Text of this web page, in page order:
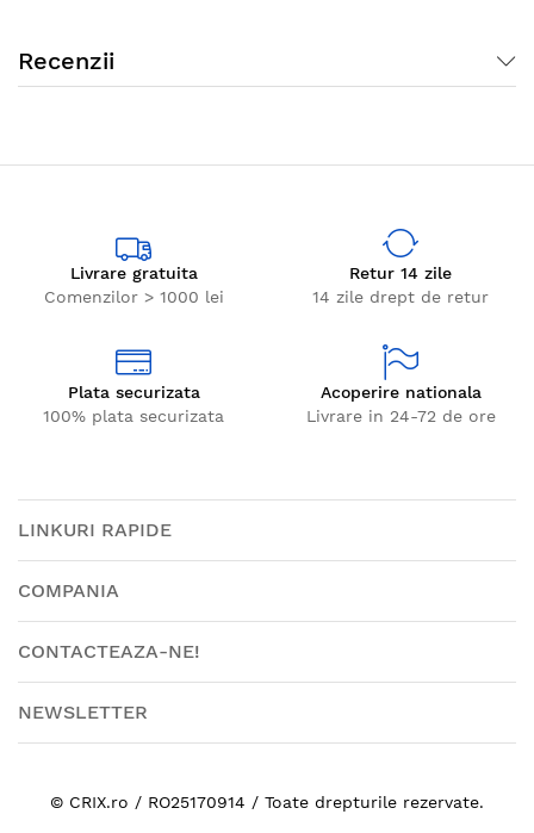
Recenzii
Livrare gratuita
Comenzilor > 1000 lei
Retur 14 zile
14 zile drept de retur
Plata securizata
100% plata securizata
Acoperire nationala
Livrare in 24-72 de ore
LINKURI RAPIDE
COMPANIA
CONTACTEAZA-NE!
NEWSLETTER
© CRIX.ro / RO25170914 / Toate drepturile rezervate.